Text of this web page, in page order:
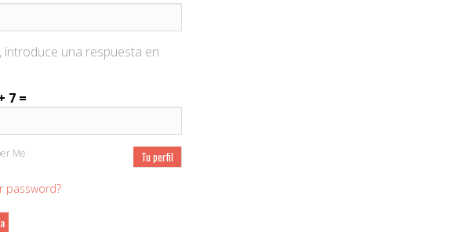
introduce una respuesta en
7 =
Me
password?